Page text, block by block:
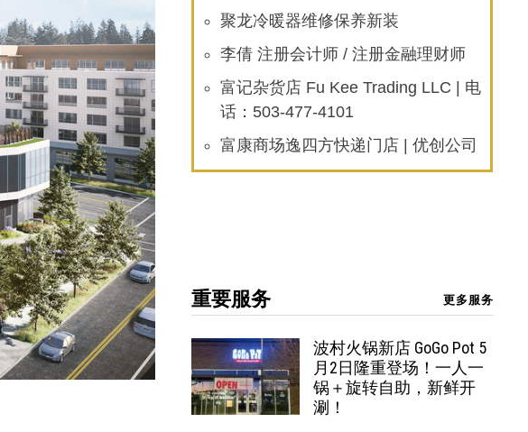
聚龙冷暖器维修保养新装
李倩 注册会计师 / 注册金融理财师
富记杂货店 Fu Kee Trading LLC | 电
话：503-477-4101
富康商场逸四方快递门店 | 优创公司
重要服务 更多服务
波村火锅新店 GoGo Pot 5
月2日隆重登场！一人一
锅＋旋转自助，新鲜开
涮！